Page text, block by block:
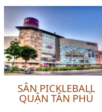
SÂN PICKLEBALL
QUẬN TÂN PHÚ